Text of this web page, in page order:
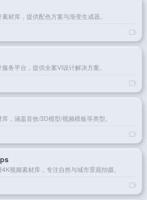
材库，提供配色方案与渐变生成器。
务平台，提供全案VI设计解决方案。
，涵盖音效/3D模型/视频模板等类型。
视频素材库，专注自然与城市景观拍摄。